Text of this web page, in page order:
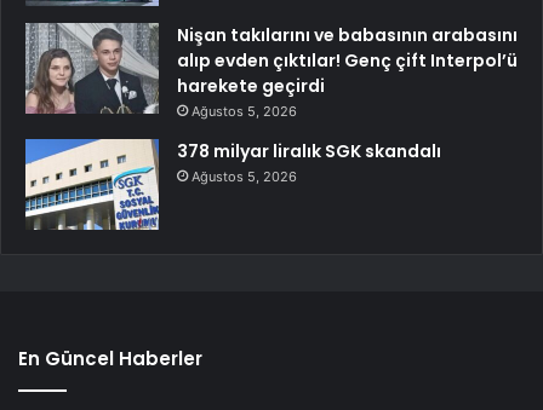
Nişan takılarını ve babasının arabasını
alıp evden çıktılar! Genç çift Interpol’ü
harekete geçirdi
Ağustos 5, 2026
378 milyar liralık SGK skandalı
Ağustos 5, 2026
En Güncel Haberler